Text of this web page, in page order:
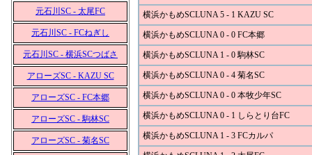
元石川SC - 太尾FC
元石川SC - FCねぎし
元石川SC - 横浜SCつばさ
アローズSC - KAZU SC
アローズSC - FC本郷
アローズSC - 駒林SC
アローズSC - 菊名SC
横浜かもめSCLUNA 5 - 1 KAZU SC
横浜かもめSCLUNA 0 - 0 FC本郷
横浜かもめSCLUNA 1 - 0 駒林SC
横浜かもめSCLUNA 0 - 4 菊名SC
横浜かもめSCLUNA 0 - 0 本牧少年SC
横浜かもめSCLUNA 0 - 1 しらとり台FC
横浜かもめSCLUNA 1 - 3 FCカルパ